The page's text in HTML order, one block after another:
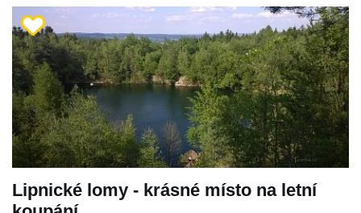
Lipnické lomy - krásné místo na letní